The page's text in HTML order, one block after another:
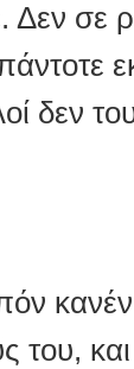
Δεν σε
δεν
του,